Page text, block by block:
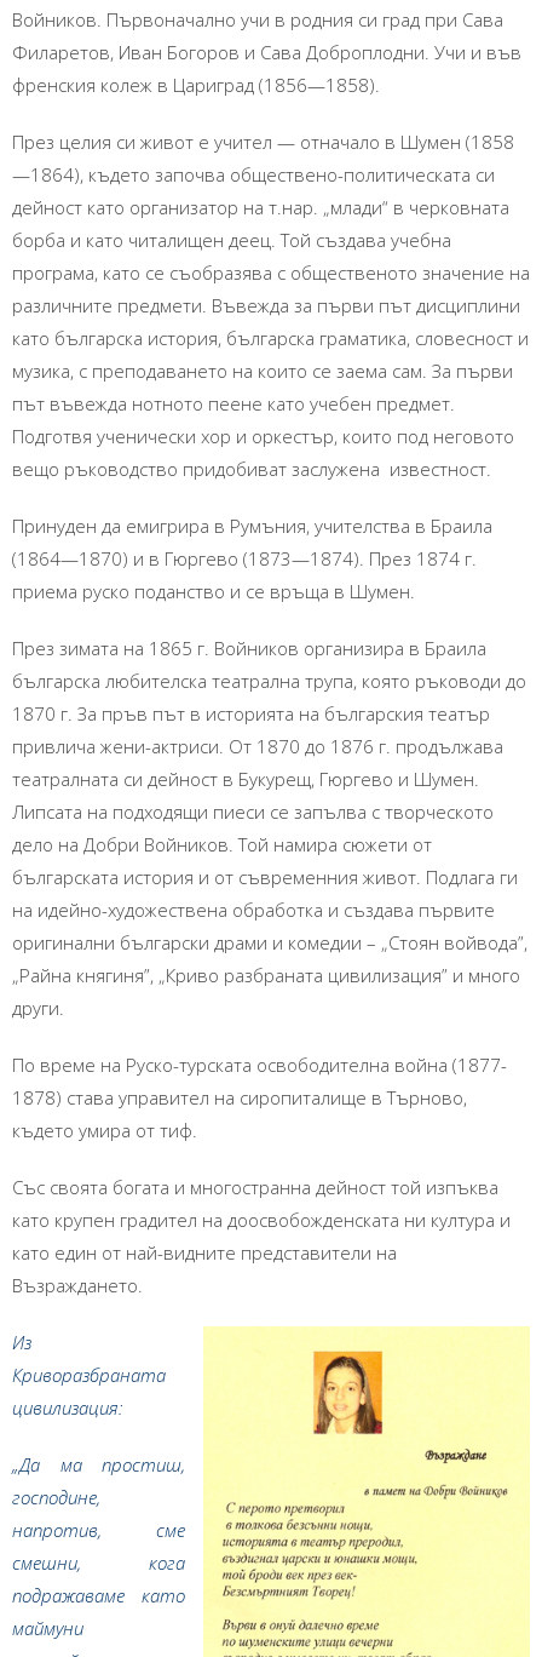
Войников. Първоначално учи в родния си град при Сава
Филаретов, Иван Богоров и Сава Доброплодни. Учи и във
френския колеж в Цариград (1856—1858).
През целия си живот е учител — отначало в Шумен (1858
—1864), където започва обществено-политическата си
дейност като организатор на т.нар. „млади“ в черковната
борба и като читалищен деец. Той създава учебна
програма, като се съобразява с общественото значение на
различните предмети. Въвежда за първи път дисциплини
като българска история, българска граматика, словесност и
музика, с преподаването на които се заема сам. За първи
път въвежда нотното пеене като учебен предмет.
Подготвя ученически хор и оркестър, които под неговото
вещо ръководство придобиват заслужена известност.
Принуден да емигрира в Румъния, учителства в Браила
(1864—1870) и в Гюргево (1873—1874). През 1874 г.
приема руско поданство и се връща в Шумен.
През зимата на 1865 г. Войников организира в Браила
българска любителска театрална трупа, която ръководи до
1870 г. За пръв път в историята на българския театър
привлича жени-актриси. От 1870 до 1876 г. продължава
театралната си дейност в Букурещ, Гюргево и Шумен.
Липсата на подходящи пиеси се запълва с творческото
дело на Добри Войников. Той намира сюжети от
българската история и от съвременния живот. Подлага ги
на идейно-художествена обработка и създава първите
оригинални български драми и комедии – „Стоян войвода”,
„Райна княгиня”, „Криво разбраната цивилизация” и много
други.
По време на Руско-турската освободителна война (1877-
1878) става управител на сиропиталище в Търново,
където умира от тиф.
Със своята богата и многостранна дейност той изпъква
като крупен градител на доосвобожденската ни култура и
като един от най-видните представители на
Възраждането.
Из
Криворазбраната
цивилизация:
„Да ма простиш,
господине,
напротив, сме
смешни, кога
подражаваме като
маймуни